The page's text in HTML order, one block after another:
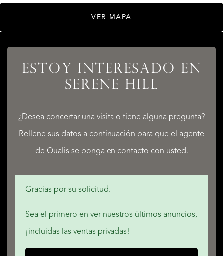
VER MAPA
ESTOY INTERESADO EN
SERENE HILL
¿Desea concertar una visita o tiene alguna pregunta?
Rellene sus datos a continuación para que el agente
de Qualis se ponga en contacto con usted.
Gracias por su solicitud.
Sea el primero en ver nuestros últimos anuncios,
¡incluidas las ventas privadas!
SERVICIOS
QUALIS INTERNATIONAL REALTY